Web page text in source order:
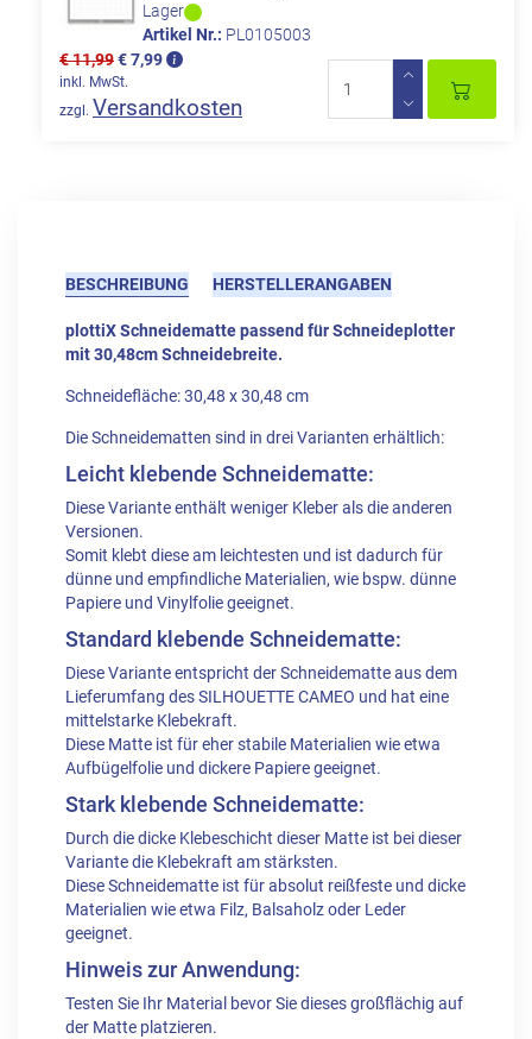
Lager
Artikel Nr.: PL0105003
€ 11,99€ 7,99
inkl. MwSt.
zzgl. Versandkosten
BESCHREIBUNG HERSTELLERANGABEN
plottiX Schneidematte passend für Schneideplotter
mit 30,48cm Schneidebreite.
Schneidefläche: 30,48 x 30,48 cm
Die Schneidematten sind in drei Varianten erhältlich:
Leicht klebende Schneidematte:
Diese Variante enthält weniger Kleber als die anderen
Versionen.
Somit klebt diese am leichtesten und ist dadurch für
dünne und empfindliche Materialien, wie bspw. dünne
Papiere und Vinylfoliegeeignet.
Standard klebende Schneidematte:
Diese Variante entspricht der Schneidematte aus dem
Lieferumfang des SILHOUETTE CAMEO und hat eine
mittelstarke Klebekraft.
Diese Matte ist für eher stabile Materialien wie etwa
Aufbügelfolie und dickere Papiere geeignet.
Stark klebende Schneidematte:
Durch die dicke Klebeschicht dieser Matte ist bei dieser
Variante die Klebekraft am stärksten.
Diese Schneidematte ist für absolut reißfeste und dicke
Materialien wie etwa Filz, Balsaholz oder Leder
geeignet.
Hinweis zur Anwendung:
Testen Sie Ihr Material bevor Sie dieses großflächig auf
der Matte platzieren.